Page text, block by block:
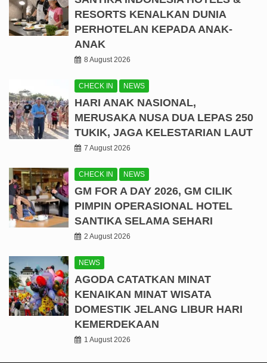
RESORTS KENALKAN DUNIA
PERHOTELAN KEPADA ANAK-
ANAK
8 August 2026
CHECK IN NEWS
HARI ANAK NASIONAL,
MERUSAKA NUSA DUA LEPAS 250
TUKIK, JAGA KELESTARIAN LAUT
7 August 2026
CHECK IN NEWS
GM FOR A DAY 2026, GM CILIK
PIMPIN OPERASIONAL HOTEL
SANTIKA SELAMA SEHARI
2 August 2026
NEWS
AGODA CATATKAN MINAT
KENAIKAN MINAT WISATA
DOMESTIK JELANG LIBUR HARI
KEMERDEKAAN
1 August 2026